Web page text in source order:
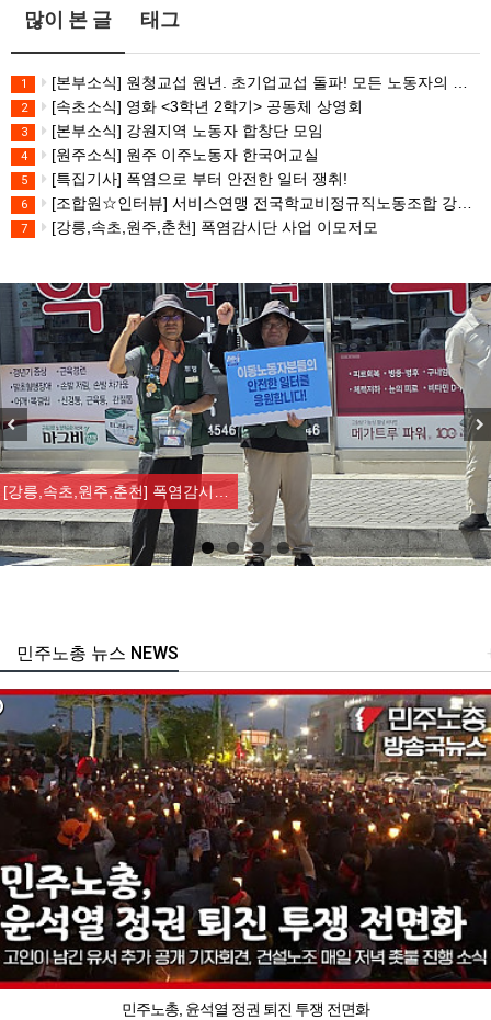
많이 본 글 태그
1 [본부소식] 원청교섭 원년. 초기업교섭 돌파! 모든 노동자의 노동기본권 쟁취! 민주노총 7.15 총파업대회
2 [속초소식] 영화 <3학년 2학기> 공동체 상영회
3 [본부소식] 강원지역 노동자 합창단 모임
4 [원주소식] 원주 이주노동자 한국어교실
5 [특집기사] 폭염으로 부터 안전한 일터 쟁취!
6 [조합원☆인터뷰] 서비스연맹 전국학교비정규직노동조합 강원지부 김유미 춘천지회장
7 [강릉,속초,원주,춘천] 폭염감시단 사업 이모저모
[강릉,속초,원주,춘천] 폭염감시…
주노총 뉴스 NEWS
민주노총, 윤석열 정권 퇴진 투쟁 전면화